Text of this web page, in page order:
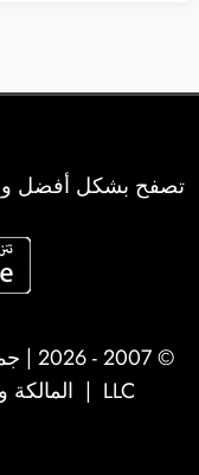
تصفح بشكل أفضل
© 2007 - 2026 | جميع الحقوق محفوظة لشركة
LLC
|